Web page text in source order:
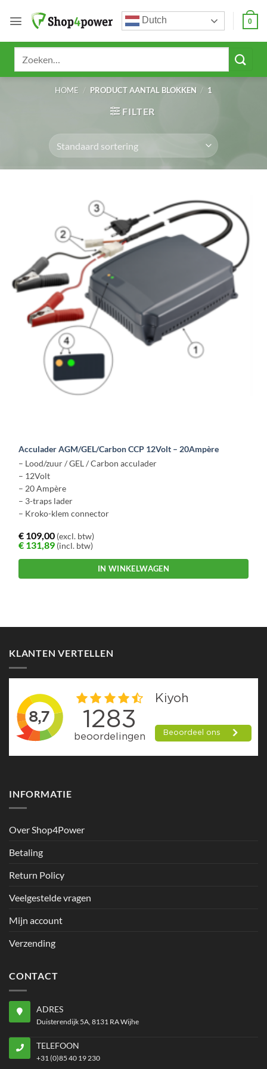
naar
Dutch 0
HOME / PRODUCT AANTAL BLOKKEN / 1
FILTER
Acculader AGM/GEL/Carbon CCP 12Volt – 20Ampère
– Lood/zuur / GEL / Carbon acculader
– 12Volt
– 20 Ampère
– 3-traps lader
– Kroko-klem connector
€ 109,00 (excl. btw)
€ 131,89 (incl. btw)
IN WINKELWAGEN
KLANTEN VERTELLEN
INFORMATIE
Over Shop4Power
Betaling
Return Policy
Veelgestelde vragen
Mijn account
Verzending
CONTACT
ADRES
Duisterendijk 5A, 8131 RA Wijhe
TELEFOON
+31 (0)85 40 19 230